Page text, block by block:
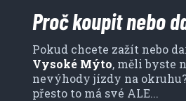
Proč koupit nebo
Pokud chcete zažít nebo
Vysoké Mýto, měli byste
nevýhody jízdy na
přesto to má své ALE...